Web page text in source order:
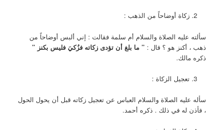
زكاة أوضاحاً من الذهب :
سألته عليه الصلاة والسلام أم سلمة فقالت : إني ألبس أوضاحاً من
ذهب ، أكنز هو ؟ قال : ” ما بلغ أن تؤدى زكاته فزُكيَ فليس بكنز ”
ذكره مالك.
تعجيل الزكاة :
سأله عليه الصلاة والسلام العباس عن تعجيل زكاته قبل أن يحول الحول
، فأذن له في ذلك . ذكره أحمد.